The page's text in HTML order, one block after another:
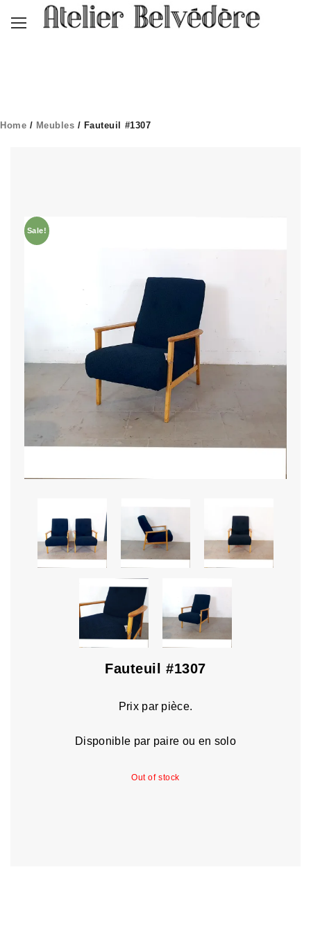
Home / Meubles / Fauteuil #1307
Sale!
Fauteuil #1307
Prix par pièce.
Disponible par paire ou en solo
Out of stock